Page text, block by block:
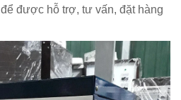
để được hỗ trợ, tư vấn, đặt hàng